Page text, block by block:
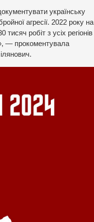
українську
агресії. 2022 року на
робіт з усіх регіонів
— прокоментувала